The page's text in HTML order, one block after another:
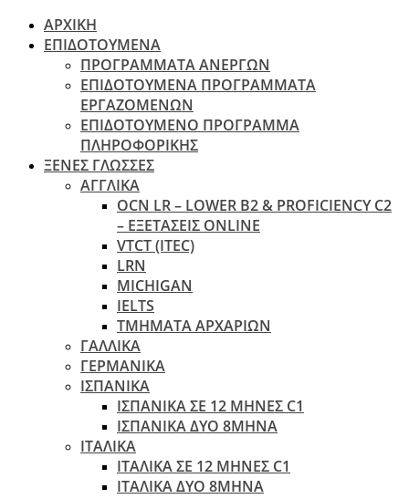
ΑΡΧΙΚΗ
ΕΠΙΔΟΤΟΥΜΕΝΑ
ΠΡΟΓΡΑΜΜΑΤΑ ΑΝΕΡΓΩΝ
ΕΠΙΔΟΤΟΥΜΕΝΑ ΠΡΟΓΡΑΜΜΑΤΑ
ΕΡΓΑΖΟΜΕΝΩΝ
ΕΠΙΔΟΤΟΥΜΕΝΟ ΠΡΟΓΡΑΜΜΑ
ΠΛΗΡΟΦΟΡΙΚΗΣ
ΞΕΝΕΣ ΓΛΩΣΣΕΣ
ΑΓΓΛΙΚΑ
OCN LR – LOWER B2 & PROFICIENCY C2
– ΕΞΕΤΆΣΕΙΣ ONLINE
VTCT (ITEC)
LRN
MICHIGAN
IELTS
ΤΜΗΜΑΤΑ ΑΡΧΑΡΙΩΝ
ΓΑΛΛΙΚΑ
ΓΕΡΜΑΝΙΚΑ
ΙΣΠΑΝΙΚΑ
ΙΣΠΑΝΙΚΑ ΣΕ 12 ΜΗΝΕΣ C1
ΙΣΠΑΝΙΚΑ ΔΥΟ 8ΜΗΝΑ
ΙΤΑΛΙΚΑ
ΙΤΑΛΙΚΑ ΣΕ 12 ΜΗΝΕΣ C1
ΙΤΑΛΙΚΑ ΔΥΟ 8ΜΗΝΑ